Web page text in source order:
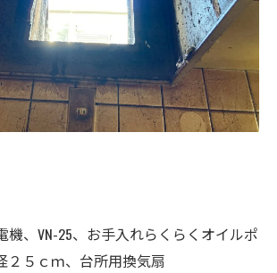
、VN-25、お手入れらくらくオイルポ
２５ｃｍ、台所用換気扇